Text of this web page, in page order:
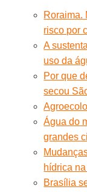
Roraima.
risco por
A
uso da
Por que
secou
Água do
grandes
hídrica
Brasília